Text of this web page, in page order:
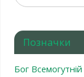
Позначки
Бог Всемогутній